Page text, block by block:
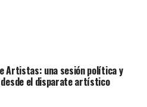
Constitución:
frase de la madre de la joven
aquel año: cuando
habían abusado y
dos juicios después, pues la
De motivar el Primer Paro
que tomó Marta ahora:
como una tortura y la
Artistas: una sesión política y
el disparate artístico